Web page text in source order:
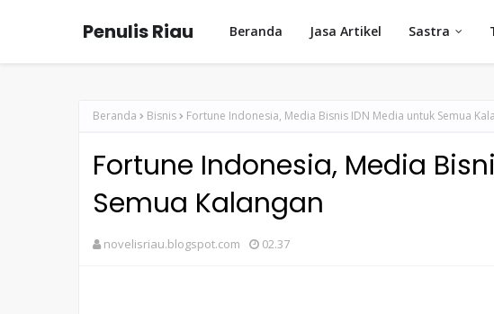
Penulis Riau Beranda Jasa Artikel Sastra
Beranda Bisnis Fortune Indonesia, Media Bisnis IDN Media untuk Semua
Fortune Indonesia, Media
Semua Kalangan
novelisriau.blogspot.com 02.37